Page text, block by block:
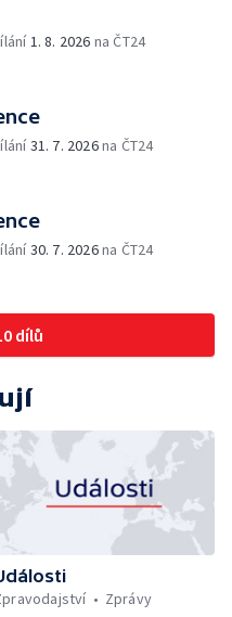
1. 8. 2026 na ČT24
31. 7. 2026na ČT24
30. 7. 2026na ČT24
dílů
Zprávy